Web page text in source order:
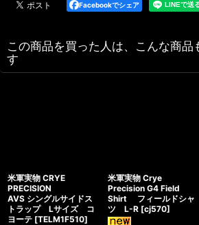
Facebookでシェア
この商品を買った人は、こんな商品
す
米軍実物 CRYE
PRECISION
AVS シングルサイドス
トラップ Lサイズ コ
ヨーテ [TELM1F510]
米軍実物 Crye
Precision G4 Field
Shirt フィールドシャ
ツ L-R [cj570]